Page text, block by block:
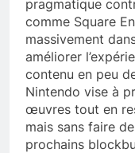
pragmatique
comme Square
massivement
améliorer
contenu en peu
Nintendo vise à
œuvres tout en
mais sans faire
prochains